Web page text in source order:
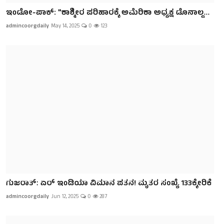
ಇಂಡೋ-ಪಾಕ್: "ಕಾಶ್ಮೀರ ಪರಿಹಾರಕ್ಕೆ ಅಮೆರಿಕಾ ಅಧ್ಯಕ್ಷ ಡೊನಾಲ್ಡ...
admincoorgdaily May 14, 2025 0 123
ಗುಜರಾತ್: ಏರ್ ಇಂಡಿಯಾ ವಿಮಾನ ಪತನ! ಮೃತರ ಸಂಖ್ಯೆ 133ಕ್ಕೇರಿಕೆ
admincoorgdaily Jun 12, 2025 0 287